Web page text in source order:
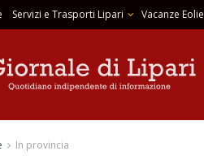
Servizi e Trasporti Lipari Vacanze Eolie
In provincia